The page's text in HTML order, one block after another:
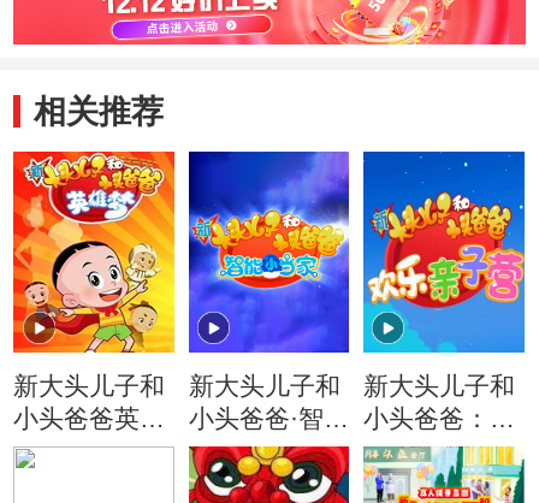
相关推荐
新大头儿子和
小头爸爸英雄
梦
新大头儿子和
小头爸爸·智能
小当家
新大头儿子和
小头爸爸：欢
乐亲子营